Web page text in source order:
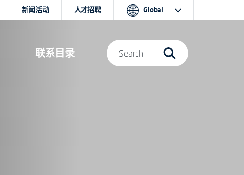
联系目录
新闻活动 人才招聘 Global
Search